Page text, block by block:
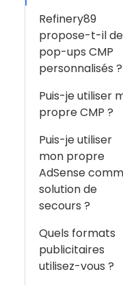
Refinery89
propose-t-il
pop-ups CMP
personnalisés ?
Puis-je utiliser
propre CMP ?
Puis-je utiliser
mon propre
AdSense
solution de
secours ?
Quels formats
publicitaires
utilisez-vous ?